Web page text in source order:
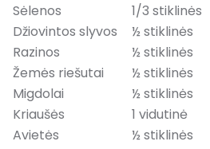
Sėlenos
1/3 stiklinės
Džiovintos slyvos
½ stiklinės
Razinos
½ stiklinės
Žemės riešutai
½ stiklinės
Migdolai
½ stiklinės
Kriaušės
1 vidutinė
Avietės
½ stiklinės